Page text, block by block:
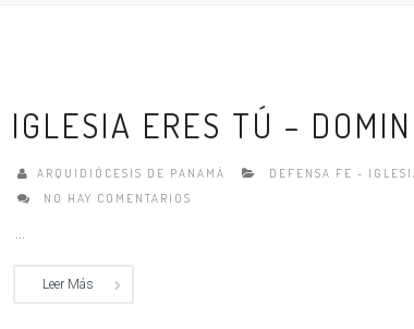
IGLESIA ERES TÚ –
ARQUIDIÓCESIS DE PANAMÁ DEFENSA FE -
NO HAY COMENTARIOS
...
Leer Más